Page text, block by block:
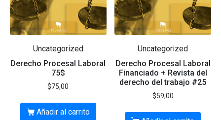
Uncategorized
Derecho Procesal Laboral
75$
$75,00
Añadir al carrito
Uncategorized
Derecho Procesal Laboral
Financiado + Revista del
derecho del trabajo #25
$59,00